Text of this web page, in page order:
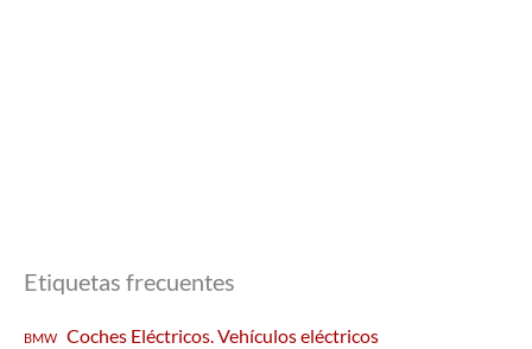
Etiquetas frecuentes
BMW
Coches Eléctricos. Vehículos eléctricos